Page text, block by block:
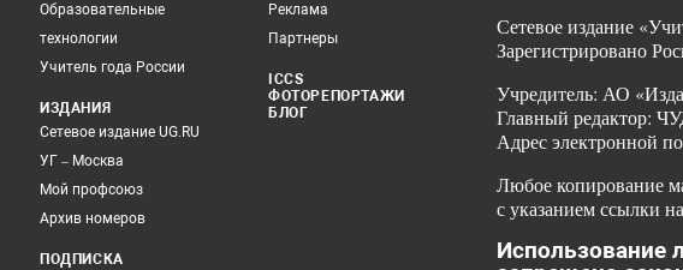
Образовательные
технологии
Учитель года России
ИЗДАНИЯ
Сетевое издание UG.RU
УГ – Москва
Мой профсоюз
Архив номеров
ПОДПИСКА
Реклама
Партнеры
ICCS
ФОТОРЕПОРТАЖИ
БЛОГ
Сетевое издание
Зарегистрировано
Учредитель: АО
Главный редактор:
Адрес электронной
Любое копирование
с указанием ссылки
Использование